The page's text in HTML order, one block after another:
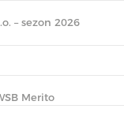
– sezon 2026
Merito